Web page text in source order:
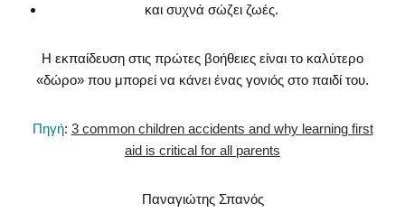
και συχνά σώζει ζωές.
Η εκπαίδευση στις πρώτες βοήθειες είναι το καλύτερο
«δώρο» που μπορεί να κάνει ένας γονιός στο παιδί του.
Πηγή: 3 common children accidents and why learning first
aid is critical for all parents
Παναγιώτης Σπανός